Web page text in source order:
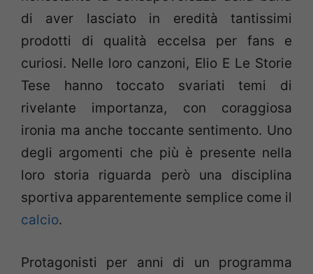
di aver lasciato in eredità tantissimi
prodotti di qualità eccelsa per fans e
curiosi. Nelle loro canzoni, Elio E Le Storie
Tese hanno toccato svariati temi di
rivelante importanza, con coraggiosa
ironia ma anche toccante sentimento. Uno
degli argomenti che più è presente nella
loro storia riguarda però una disciplina
sportiva apparentemente semplice come il
calcio.
Protagonisti per anni di un programma